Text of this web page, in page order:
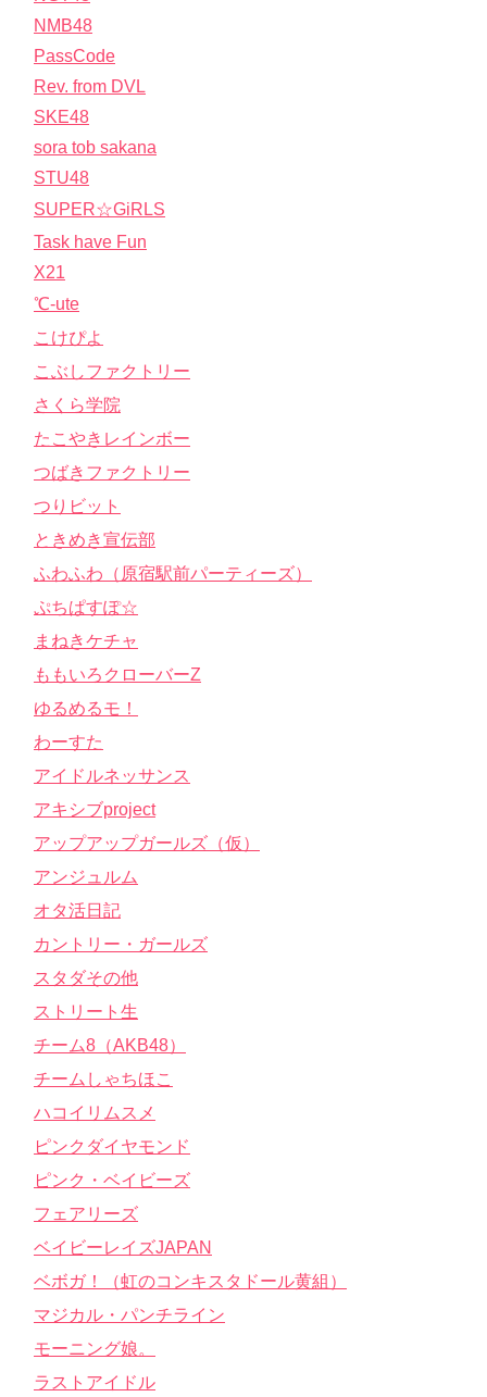
NMB48
PassCode
Rev. from DVL
SKE48
sora tob sakana
STU48
SUPER☆GiRLS
Task have Fun
X21
℃-ute
こけぴよ
こぶしファクトリー
さくら学院
たこやきレインボー
つばきファクトリー
つりビット
ときめき宣伝部
ふわふわ（原宿駅前パーティーズ）
ぷちぱすぽ☆
まねきケチャ
ももいろクローバーZ
ゆるめるモ！
わーすた
アイドルネッサンス
アキシブproject
アップアップガールズ（仮）
アンジュルム
オタ活日記
カントリー・ガールズ
スタダその他
ストリート生
チーム8（AKB48）
チームしゃちほこ
ハコイリムスメ
ピンクダイヤモンド
ピンク・ベイビーズ
フェアリーズ
ベイビーレイズJAPAN
ベボガ！（虹のコンキスタドール黄組）
マジカル・パンチライン
モーニング娘。
ラストアイドル